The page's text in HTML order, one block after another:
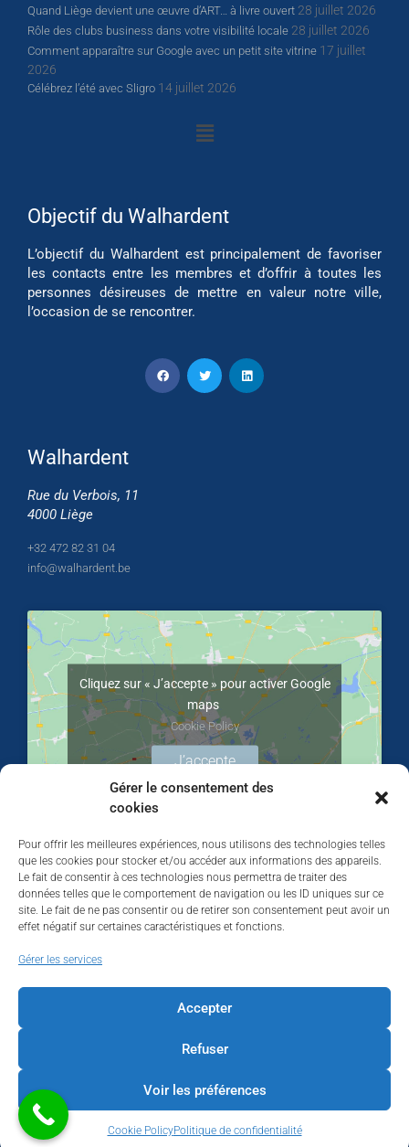
Gérer le consentement des
cookies
Pour offrir les meilleures expériences, nous utilisons des technologies telles
que les cookies pour stocker et/ou accéder aux informations des appareils.
Le fait de consentir à ces technologies nous permettra de traiter des
données telles que le comportement de navigation ou les ID uniques sur ce
site. Le fait de ne pas consentir ou de retirer son consentement peut avoir un
effet négatif sur certaines caractéristiques et fonctions.
Gérer les services
Accepter
Refuser
Voir les préférences
Cookie PolicyPolitique de confidentialité
Quand Liège devient une œuvre d’ART… à livre ouvert 28 juillet 2026
Rôle des clubs business dans votre visibilité locale 28 juillet 2026
Comment apparaître sur Google avec un petit site vitrine 17 juillet
2026
Célébrez l’été avec Sligro 14 juillet 2026
Objectif du Walhardent
L’objectif du Walhardent est principalement de favoriser
les contacts entre les membres et d’offrir à toutes les
personnes désireuses de mettre en valeur notre ville,
l’occasion de se rencontrer.
Walhardent
Rue du Verbois, 11
4000 Liège
+32 472 82 31 04
info@walhardent.be
Cliquez sur « J’accepte » pour activer Google
maps
Cookie Policy
J’accepte
LES BÂTISSEURS DE LIÈGE
Par le Walhardent